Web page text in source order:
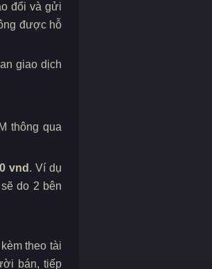
đổi và gửi
được hỗ
giao dịch
thông qua
vnd . Ví dụ
do 2 bên
theo tài
bán, tiếp